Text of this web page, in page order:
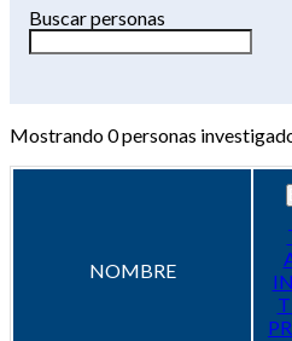
Buscar personas
Mostrando0personas
NOMBRE